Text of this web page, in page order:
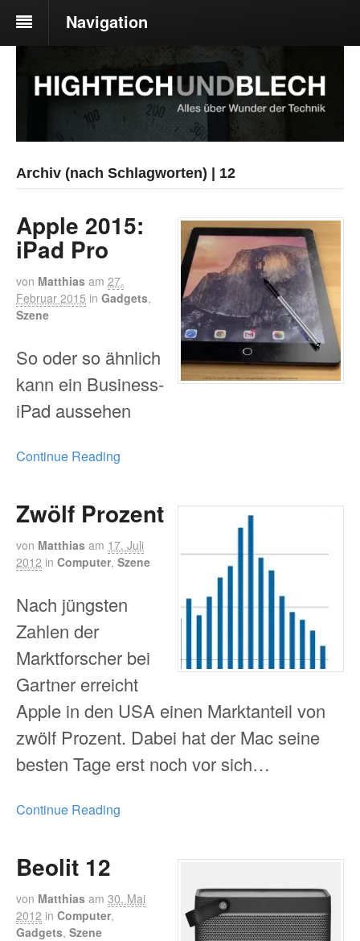
Navigation
Archiv (nach Schlagworten) | 12
Apple 2015:
iPad Pro
von Matthias am 27.
Februar 2015 in Gadgets,
Szene
So oder so ähnlich
kann ein Business-
iPad aussehen
Continue Reading
Zwölf Prozent
von Matthias am 17. Juli
2012 in Computer, Szene
Nach jüngsten
Zahlen der
Marktforscher bei
Gartner erreicht
Apple in den USA einen Marktanteil von
zwölf Prozent. Dabei hat der Mac seine
besten Tage erst noch vor sich…
Continue Reading
Beolit 12
von Matthias am 30. Mai
2012 in Computer,
Gadgets, Szene